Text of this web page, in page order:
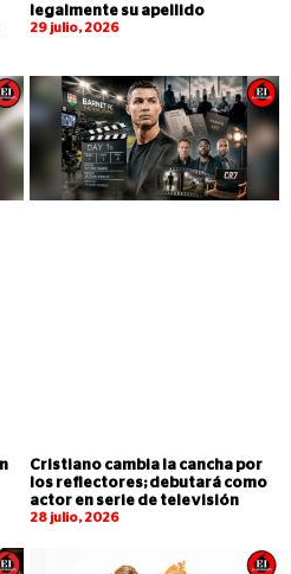
legalmente su apellido
29 julio, 2026
Cristiano cambia la cancha por
los reflectores; debutará como
actor en serie de televisión
28 julio, 2026